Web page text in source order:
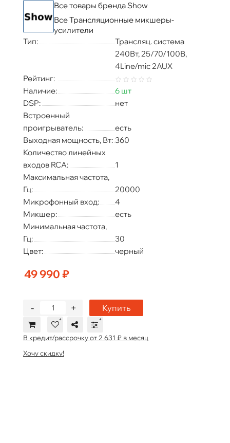
Все товары бренда Show
Все Трансляционные микшеры-
усилители
Тип:
Трансляц. система
240Вт, 25/70/100В,
4Line/mic 2AUX
Рейтинг:
Наличие:
6 шт
DSP:
нет
Встроенный
проигрыватель:
есть
Выходная мощность, Вт: 360
Количество линейных
входов RCA:
1
Максимальная частота,
Гц:
20000
Микрофонный вход:
4
Микшер:
есть
Минимальная частота,
Гц:
30
Цвет:
черный
49 990 ₽
+
- Купить
В кредит/рассрочку от 2 631 ₽ в месяц
Хочу скидку!